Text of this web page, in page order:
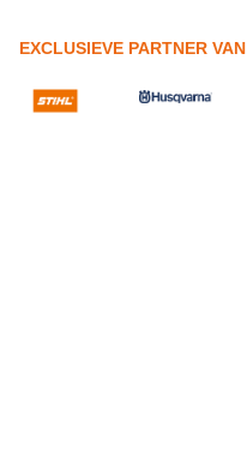
EXCLUSIEVE PARTNER VAN